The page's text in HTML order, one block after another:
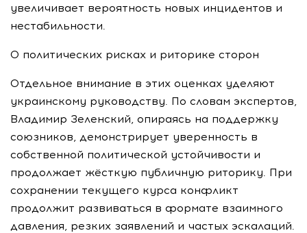
увеличивает вероятность новых инцидентов и
нестабильности.
О политических рисках и риторике сторон
Отдельное внимание в этих оценках уделяют
украинскому руководству. По словам экспертов,
Владимир Зеленский, опираясь на поддержку
союзников, демонстрирует уверенность в
собственной политической устойчивости и
продолжает жёсткую публичную риторику. При
сохранении текущего курса конфликт
продолжит развиваться в формате взаимного
давления, резких заявлений и частых эскалаций.